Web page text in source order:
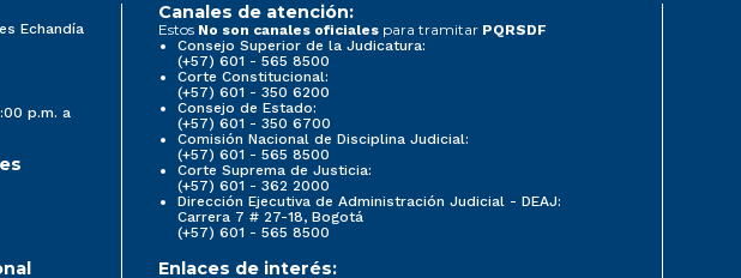
Echandía
p.m. a
Canales de atención:
Estos No son canales oficiales para tramitar PQRSDF
Consejo Superior de la Judicatura:
(+57) 601 - 565 8500
Corte Constitucional:
(+57) 601 - 350 6200
Consejo de Estado:
(+57) 601 - 350 6700
Comisión Nacional de Disciplina Judicial:
(+57) 601 - 565 8500
Corte Suprema de Justicia:
(+57) 601 - 362 2000
Dirección Ejecutiva de Administración Judicial - DEAJ:
Carrera 7 # 27-18, Bogotá
(+57) 601 - 565 8500
Enlaces de interés: